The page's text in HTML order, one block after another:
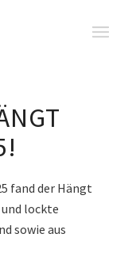
fand der Hängt
lockte
sowie aus